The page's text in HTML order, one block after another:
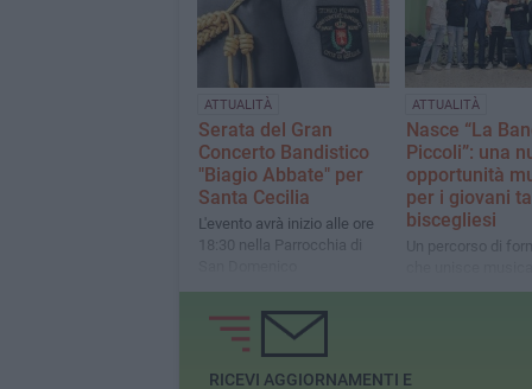
ATTUALITÀ
Serata del Gran
Concerto Bandistico
"Biagio Abbate" per
Santa Cecilia
L'evento avrà inizio alle ore
18:30 nella Parrocchia di
ATTUALITÀ
Nasce “La
Piccoli”: una
opportunità
per i giovani
biscegliesi
Un percorso di
socializzazione
RICEVI AGGIORNAMENTI E